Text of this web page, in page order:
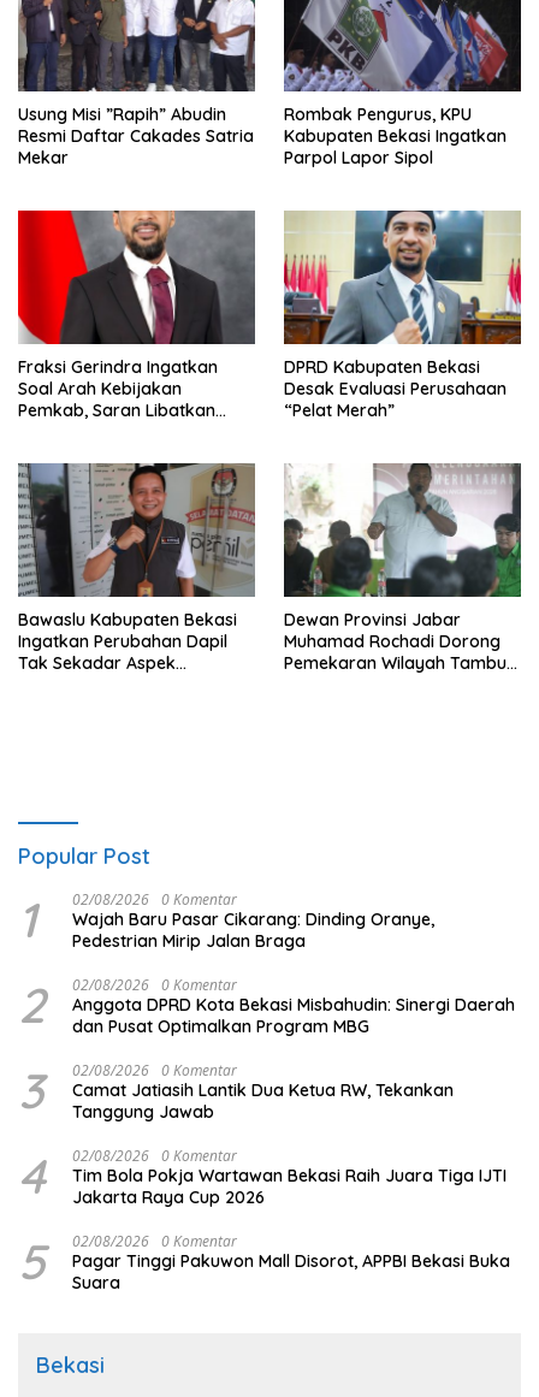
Usung Misi ”Rapih” Abudin
Resmi Daftar Cakades Satria
Mekar
Rombak Pengurus, KPU
Kabupaten Bekasi Ingatkan
Parpol Lapor Sipol
Fraksi Gerindra Ingatkan
Soal Arah Kebijakan
Pemkab, Saran Libatkan
DPRD Kabupaten Bekasi
Desak Evaluasi Perusahaan
“Pelat Merah”
Bawaslu Kabupaten Bekasi
Ingatkan Perubahan Dapil
Tak Sekadar Aspek
Dewan Provinsi Jabar
Muhamad Rochadi Dorong
Pemekaran Wilayah Tambun
Popular Post
1 02/08/2026 0 Komentar
Wajah Baru Pasar Cikarang: Dinding Oranye,
Pedestrian Mirip Jalan Braga
2 02/08/2026 0 Komentar
Anggota DPRD Kota Bekasi Misbahudin: Sinergi Daerah
dan Pusat Optimalkan Program MBG
3 02/08/2026 0 Komentar
Camat Jatiasih Lantik Dua Ketua RW, Tekankan
Tanggung Jawab
4 02/08/2026 0 Komentar
Tim Bola Pokja Wartawan Bekasi Raih Juara Tiga IJTI
Jakarta Raya Cup 2026
5 02/08/2026 0 Komentar
Pagar Tinggi Pakuwon Mall Disorot, APPBI Bekasi Buka
Suara
Bekasi